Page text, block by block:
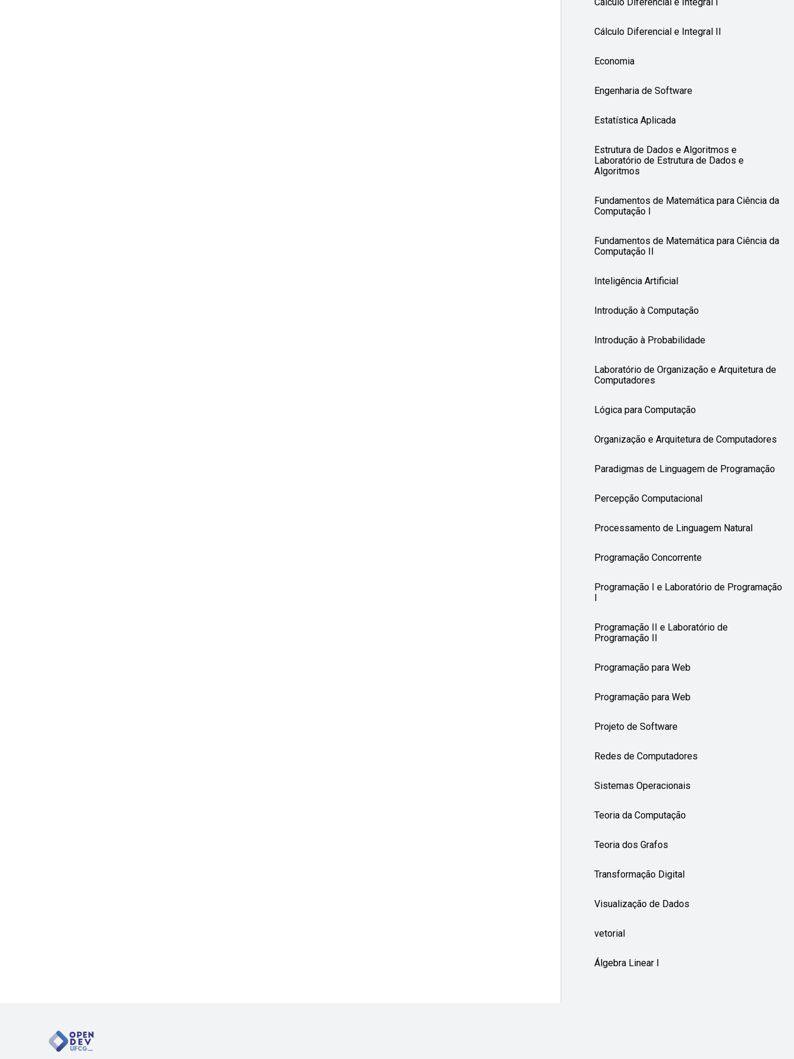
Cálculo Diferencial e Integral I
Cálculo Diferencial e Integral II
Economia
Engenharia de Software
Estatística Aplicada
Estrutura de Dados e Algoritmos e
Laboratório de Estrutura de Dados e
Algoritmos
Fundamentos de Matemática para Ciência da
Computação I
Fundamentos de Matemática para Ciência da
Computação II
Inteligência Artificial
Introdução à Computação
Introdução à Probabilidade
Laboratório de Organização e Arquitetura de
Computadores
Lógica para Computação
Organização e Arquitetura de Computadores
Paradigmas de Linguagem de Programação
Percepção Computacional
Processamento de Linguagem Natural
Programação Concorrente
Programação I e Laboratório de Programação
Programação II e Laboratório de
Programação II
Programação para Web
Programação para Web
Projeto de Software
Redes de Computadores
Sistemas Operacionais
Teoria da Computação
Teoria dos Grafos
Transformação Digital
Visualização de Dados
vetorial
Álgebra Linear I